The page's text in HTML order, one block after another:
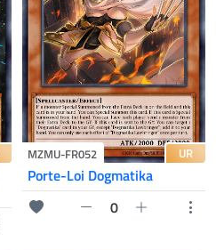
MZMU-FR052 UR
Porte-Loi Dogmatika
0